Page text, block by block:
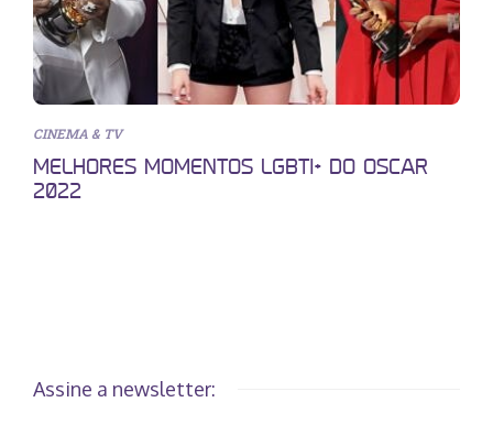
CINEMA & TV
MELHORES MOMENTOS LGBTI+ DO OSCAR
2022
Assine a newsletter: